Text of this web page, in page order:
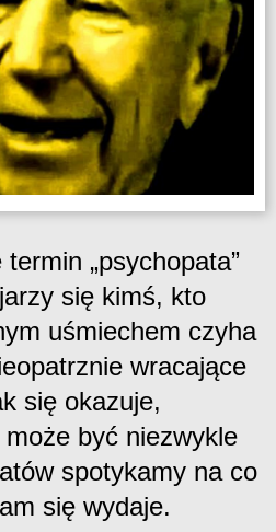
„psychopata”
się kimś, kto
uśmiechem czyha
wracające
się okazuje,
być niezwykle
spotykamy na co
się wydaje.